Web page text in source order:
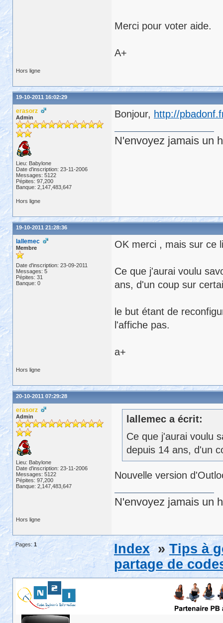
Merci pour voter aide.
A+
Hors ligne
19-10-2011 16:02:29
erasorz
Admin
Lieu: Babylone
Date d'inscription: 23-11-2006
Messages: 5122
Pépites: 97,200
Banque: 2,147,483,647
Bonjour, http://
N'envoyez jamais un
Hors ligne
19-10-2011 21:28:36
lallemec
Membre
Date d'inscription: 23-09-2011
Messages: 5
Pépites: 31
Banque: 0
OK merci , mais sur ce
Ce que j'aurai voulu
ans, d'un coup sur
le but étant de
l'affiche pas.
a+
Hors ligne
20-10-2011 07:29:28
erasorz
Admin
Lieu: Babylone
Date d'inscription: 23-11-2006
Messages: 5122
Pépites: 97,200
Banque: 2,147,483,647
lallemec a écrit:
Ce que j'aurai voulu
depuis 14 ans, d'un
Nouvelle version
N'envoyez jamais un
Hors ligne
Pages: 1 Index »Tips à
partage de